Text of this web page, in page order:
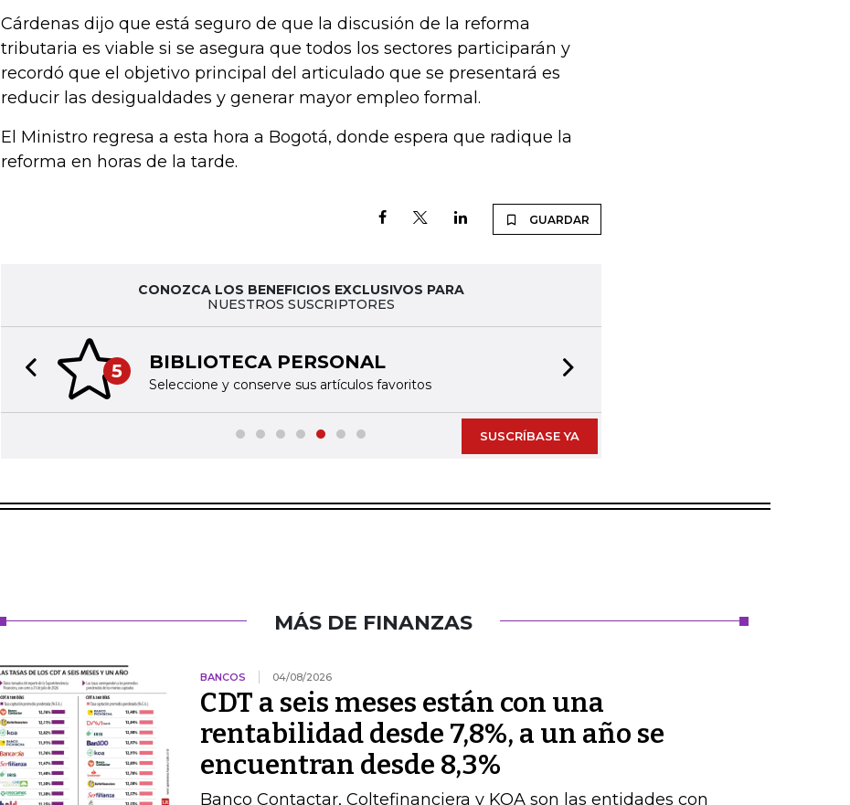
Cárdenas dijo que está seguro de que la discusión de la reforma
tributaria es viable si se asegura que todos los sectores participarán y
recordó que el objetivo principal del articulado que se presentará es
reducir las desigualdades y generar mayor empleo formal.
El Ministro regresa a esta hora a Bogotá, donde espera que radique la
reforma en horas de la tarde.
GUARDAR
CONOZCA LOS BENEFICIOS EXCLUSIVOS PARA
NUESTROS SUSCRIPTORES
5 BIBLIOTECA PERSONAL
Seleccione y conserve sus artículos favoritos
Previous slide
SUSCRÍBASE YA
MÁS DE FINANZAS
BANCOS 04/08/2026
CDT a seis meses están con una
rentabilidad desde 7,8%, a un año se
encuentran desde 8,3%
Banco Contactar, Coltefinanciera y KOA son las entidades con